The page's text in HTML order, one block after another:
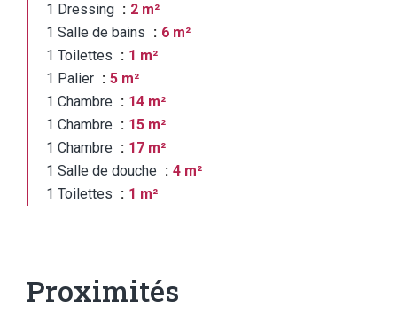
1 Dressing
2 m²
1 Salle de bains
6 m²
1 Toilettes
1 m²
1 Palier
5 m²
1 Chambre
14 m²
1 Chambre
15 m²
1 Chambre
17 m²
1 Salle de douche
4 m²
1 Toilettes
1 m²
Proximités